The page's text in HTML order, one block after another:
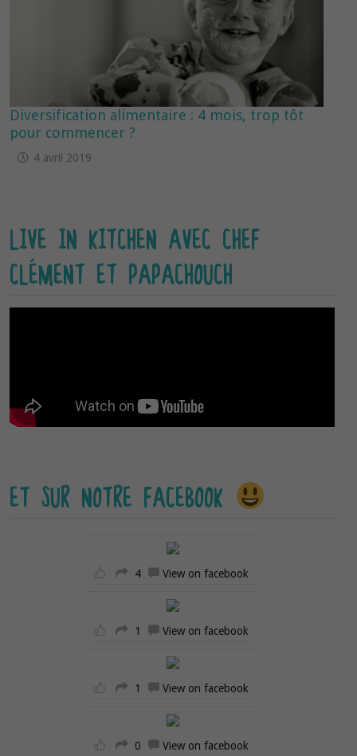
Diversification alimentaire : 4 mois, trop tôt
pour commencer ?
4 avril 2019
LIVE IN KITCHEN AVEC CHEF
CLÉMENT ET PAPACHOUCH
ET SUR NOTRE FACEBOOK
4 View on facebook
1 View on facebook
1 View on facebook
0 View on facebook